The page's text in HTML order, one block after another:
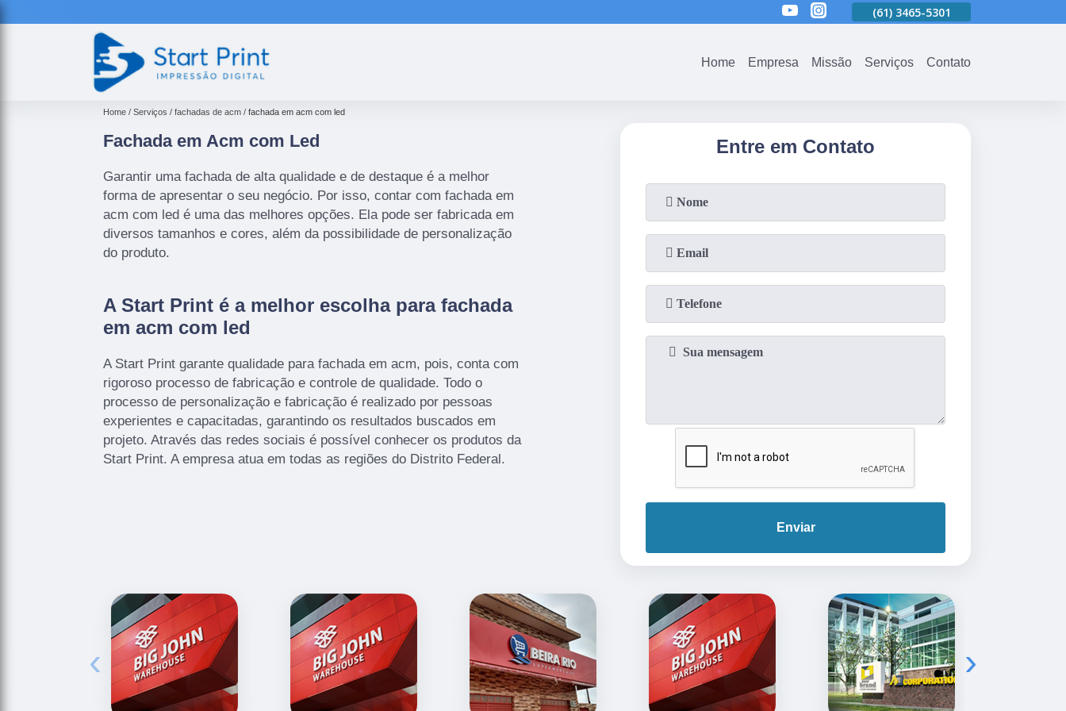
3465-5301 (61) 3465-5301
Home Empresa Missão Serviços Contato
Home Serviços fachadas de acm fachada em acm com led
Fachada em Acm com Led
Garantir uma fachada de alta qualidade e de destaque é a melhor
forma de apresentar o seu negócio. Por isso, contar com fachada em
acm com led é uma das melhores opções. Ela pode ser fabricada em
diversos tamanhos e cores, além da possibilidade de personalização
do produto.
A Start Print é a melhor escolha para fachada
em acm com led
A Start Print garante qualidade para fachada em acm, pois, conta com
rigoroso processo de fabricação e controle de qualidade. Todo o
processo de personalização e fabricação é realizado por pessoas
experientes e capacitadas, garantindo os resultados buscados em
projeto. Através das redes sociais é possível conhecer os produtos da
Start Print. A empresa atua em todas as regiões do Distrito Federal.
Entre em Contato
Enviar
‹ ›